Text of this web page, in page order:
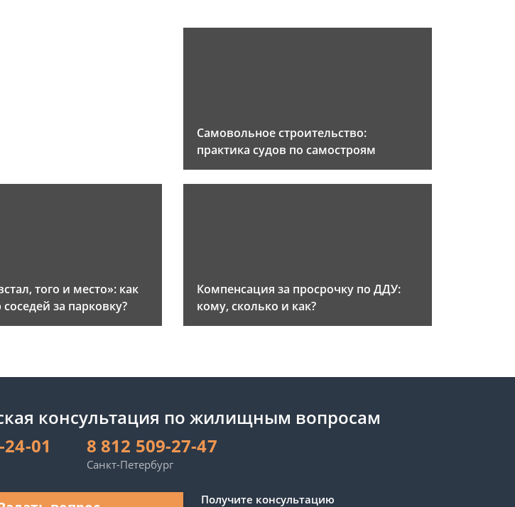
Самовольное строительство:
практика судов по самостроям
того и место»: как
за парковку?
Компенсация за просрочку по ДДУ:
кому, сколько и как?
консультация по жилищным вопросам
01
8 812 509-27-47
Санкт-Петербург
Получите консультацию